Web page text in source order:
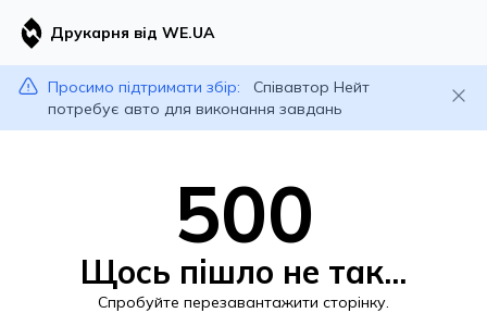
Друкарня від WE.UA
Просимо підтримати збір:
Співавтор Нейт
потребує авто для виконання завдань
500
Щось пішло не так...
Спробуйте перезавантажити сторінку.